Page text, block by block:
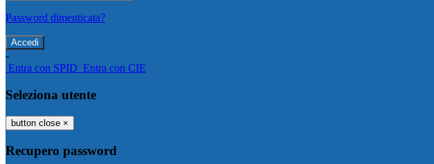
Password dimenticata?
-
Entra con SPID Entra con CIE
Seleziona utente
button close ×
Recupero password